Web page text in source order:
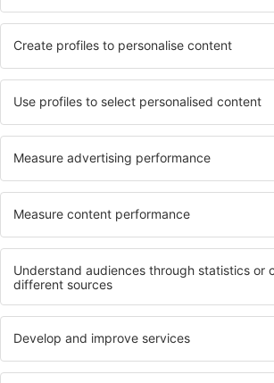
trovare alloggi che soddisfano ogni
esigenze. Puoi usufruire di
attrezzate con numerosi
trattenerti per diversi giorni
in Bavarian Alps sono
e in quartieri o zone
a adattare la struttura alle tue
Alps in anticipo, puoi stare
destinazione sarai in grado di
tranquillità, senza dover cercare
strutture. Prenota la tua
Alps e godrai di
il viaggio.
Bavarian Alps?